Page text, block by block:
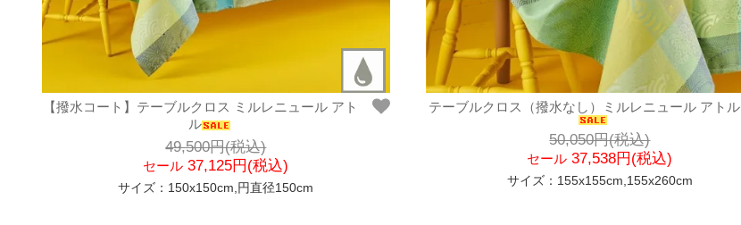
【撥水コート】テーブルクロス ミルレニュール アト
ル
49,500円(税込)
セール 37,125円(税込)
サイズ：150x150cm,円直径150cm
テーブルクロス（撥水なし）ミルレニュール アトル
50,050円(税込)
セール 37,538円(税込)
サイズ：155x155cm,155x260cm